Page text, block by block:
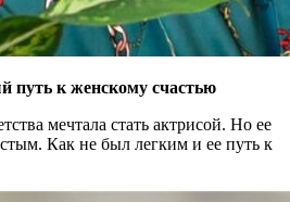
путь к женскому счастью
мечтала стать актрисой. Но ее
Как не был легким и ее путь к